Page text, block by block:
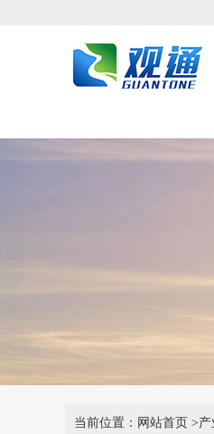
当前位置：网站首页 >产